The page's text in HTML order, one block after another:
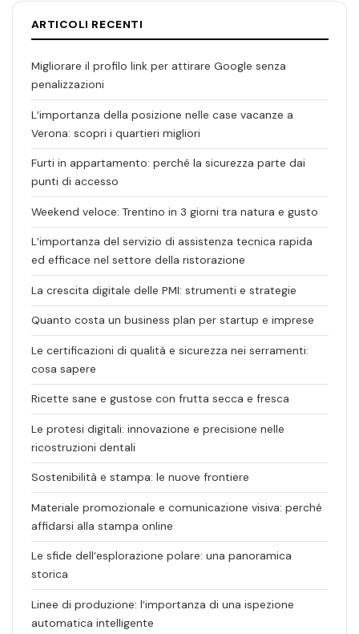
ARTICOLI RECENTI
Migliorare il profilo link per attirare Google senza
penalizzazioni
L’importanza della posizione nelle case vacanze a
Verona: scopri i quartieri migliori
Furti in appartamento: perché la sicurezza parte dai
punti di accesso
Weekend veloce: Trentino in 3 giorni tra natura e gusto
L’importanza del servizio di assistenza tecnica rapida
ed efficace nel settore della ristorazione
La crescita digitale delle PMI: strumenti e strategie
Quanto costa un business plan per startup e imprese
Le certificazioni di qualità e sicurezza nei serramenti:
cosa sapere
Ricette sane e gustose con frutta secca e fresca
Le protesi digitali: innovazione e precisione nelle
ricostruzioni dentali
Sostenibilità e stampa: le nuove frontiere
Materiale promozionale e comunicazione visiva: perché
affidarsi alla stampa online
Le sfide dell’esplorazione polare: una panoramica
storica
Linee di produzione: l’importanza di una ispezione
automatica intelligente